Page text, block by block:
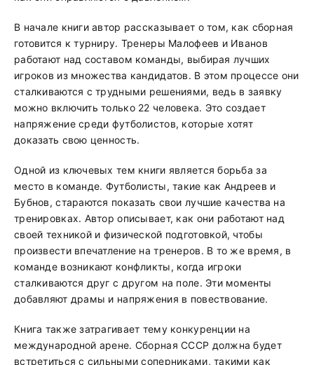
В начале книги автор рассказывает о том, как сборная
готовится к турниру. Тренеры Малофеев и Иванов
работают над составом команды, выбирая лучших
игроков из множества кандидатов. В этом процессе они
сталкиваются с трудными решениями, ведь в заявку
можно включить только 22 человека. Это создает
напряжение среди футболистов, которые хотят
доказать свою ценность.
Одной из ключевых тем книги является борьба за
место в команде. Футболисты, такие как Андреев и
Бубнов, стараются показать свои лучшие качества на
тренировках. Автор описывает, как они работают над
своей техникой и физической подготовкой, чтобы
произвести впечатление на тренеров. В то же время, в
команде возникают конфликты, когда игроки
сталкиваются друг с другом на поле. Эти моменты
добавляют драмы и напряжения в повествование.
Книга также затрагивает тему конкуренции на
международной арене. Сборная СССР должна будет
встретиться с сильными соперниками, такими как